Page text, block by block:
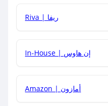
مع العروض الأخرى؟
Riva | ريفا
In-House | إن هاوس
Amazon | أمازون